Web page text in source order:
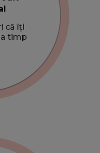
că îți
timp